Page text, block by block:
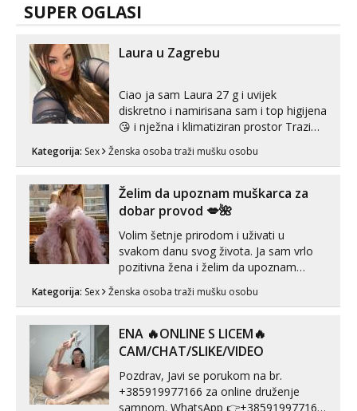
SUPER OGLASI
Laura u Zagrebu
Ciao ja sam Laura 27 g i uvijek
diskretno i namirisana sam i top higijena
😘 i nježna i klimatiziran prostor Trazim
Pusenje i gutanje sperme Erotsko rublje
tijelu Iskljucivo neradim analni !!! I
neljubim se Wha...
Kategorija: Sex Ženska osoba traži mušku osobu
Želim da upoznam muškarca za
dobar provod 💋🌺
Volim šetnje prirodom i uživati u
svakom danu svog života. Ja sam vrlo
pozitivna žena i želim da upoznam
može i nešto više.💋🌺 Klikni na link
Kategorija: Sex Ženska osoba traži mušku osobu
ENA 🔥ONLINE S LICEM🔥
CAM/CHAT/SLIKE/VIDEO
Pozdrav, Javi se porukom na br.
+385919977166 za online druženje
samnom. WhatsApp 👉+385919977166